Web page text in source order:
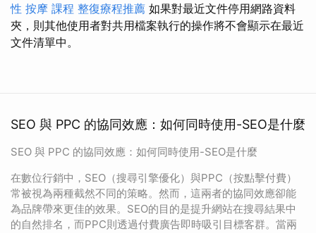
性 按摩 課程 整復療程推薦 如果對最近文件停用網路資料
夾，則其他使用者對共用檔案執行的操作將不會顯示在最近
文件清單中。
SEO 與 PPC 的協同效應：如何同時使用-SEO是什麼
SEO 與 PPC 的協同效應：如何同時使用-SEO是什麼
在數位行銷中，SEO（搜尋引擎優化）與PPC（按點擊付費）
常被視為兩種截然不同的策略。然而，這兩者的協同效應卻能
為品牌帶來更佳的效果。SEO的目的是提升網站在搜尋結果中
的自然排名，而PPC則透過付費廣告即時吸引目標客群。當兩